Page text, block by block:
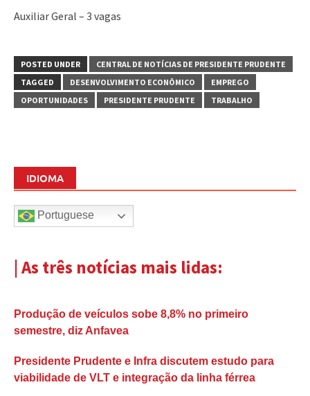
Auxiliar Geral – 3 vagas
POSTED UNDER
CENTRAL DE NOTÍCIAS DE PRESIDENTE PRUDENTE
TAGGED
DESENVOLVIMENTO ECONÔMICO
EMPREGO
OPORTUNIDADES
PRESIDENTE PRUDENTE TRABALHO
IDIOMA
Portuguese
| As três notícias mais lidas:
Produção de veículos sobe 8,8% no primeiro
semestre, diz Anfavea
Presidente Prudente e Infra discutem estudo para
viabilidade de VLT e integração da linha férrea